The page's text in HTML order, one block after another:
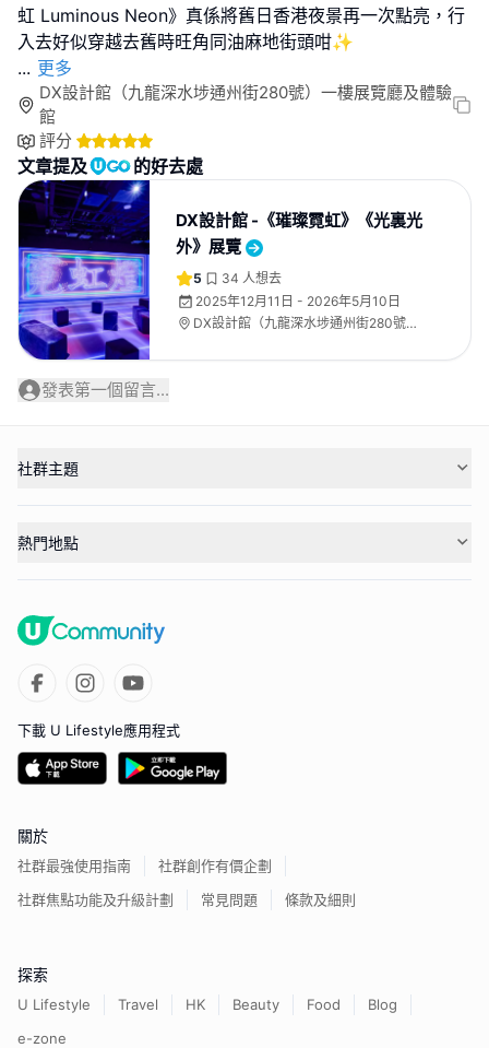
虹 Luminous Neon》真係將舊日香港夜景再一次點亮，行
... 更多
DX設計館（九龍深水埗通州街280號）一樓展覽廳及體驗
館
評分
文章提及 的好去處
DX設計館 -《璀璨霓虹》《光裏光
外》展覽
5 34 人想去
2025年12月11日 - 2026年5月10日
DX設計館（九龍深水埗通州街280號）
發表第一個留言...
社群主題
熱門地點
下載 U Lifestyle應用程式
關於
社群最強使用指南
社群創作有價企劃
社群焦點功能及升級計劃
常見問題 條款及細則
探索
U Lifestyle Travel HK Beauty Food
Blog
e-zone